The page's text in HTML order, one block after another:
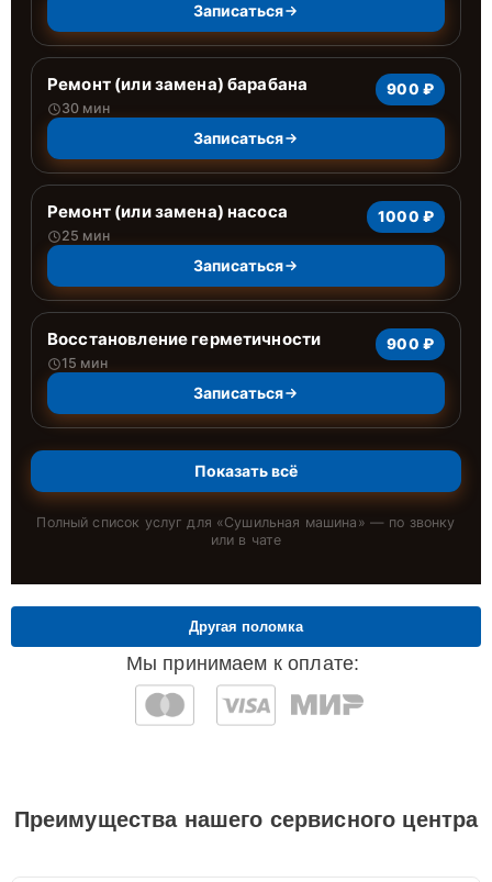
Записаться
Ремонт (или замена) барабана
30 мин
900 ₽
Записаться
Ремонт (или замена) насоса
25 мин
1000 ₽
Записаться
Восстановление герметичности
15 мин
900 ₽
Записаться
Показать всё
Полный список услуг для «Сушильная машина » — по звонку
или в чате
Мы принимаем к оплате:
Другая поломка
Преимущества нашего сервисного центра